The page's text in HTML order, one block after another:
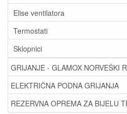
Elise ventilatora
Termostati
Sklopnici
GRIJANJE - GLAMOX NORVEŠKI
ELEKTRIČNA PODNA GRIJANJA
REZERVNA OPREMA ZA BIJELU